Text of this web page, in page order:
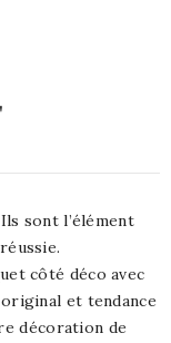
sont l’élément
côté déco avec
et tendance
décoration de